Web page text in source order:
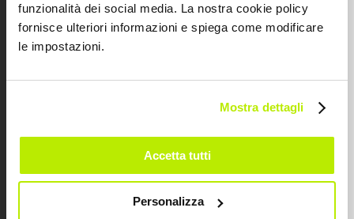
funzionalità dei social media. La nostra cookie policy
fornisce ulteriori informazioni e spiega come modificare
le impostazioni.
Mostra dettagli
Accetta tutti
Personalizza
9 FÉVRIER 2026
SICUR 2026